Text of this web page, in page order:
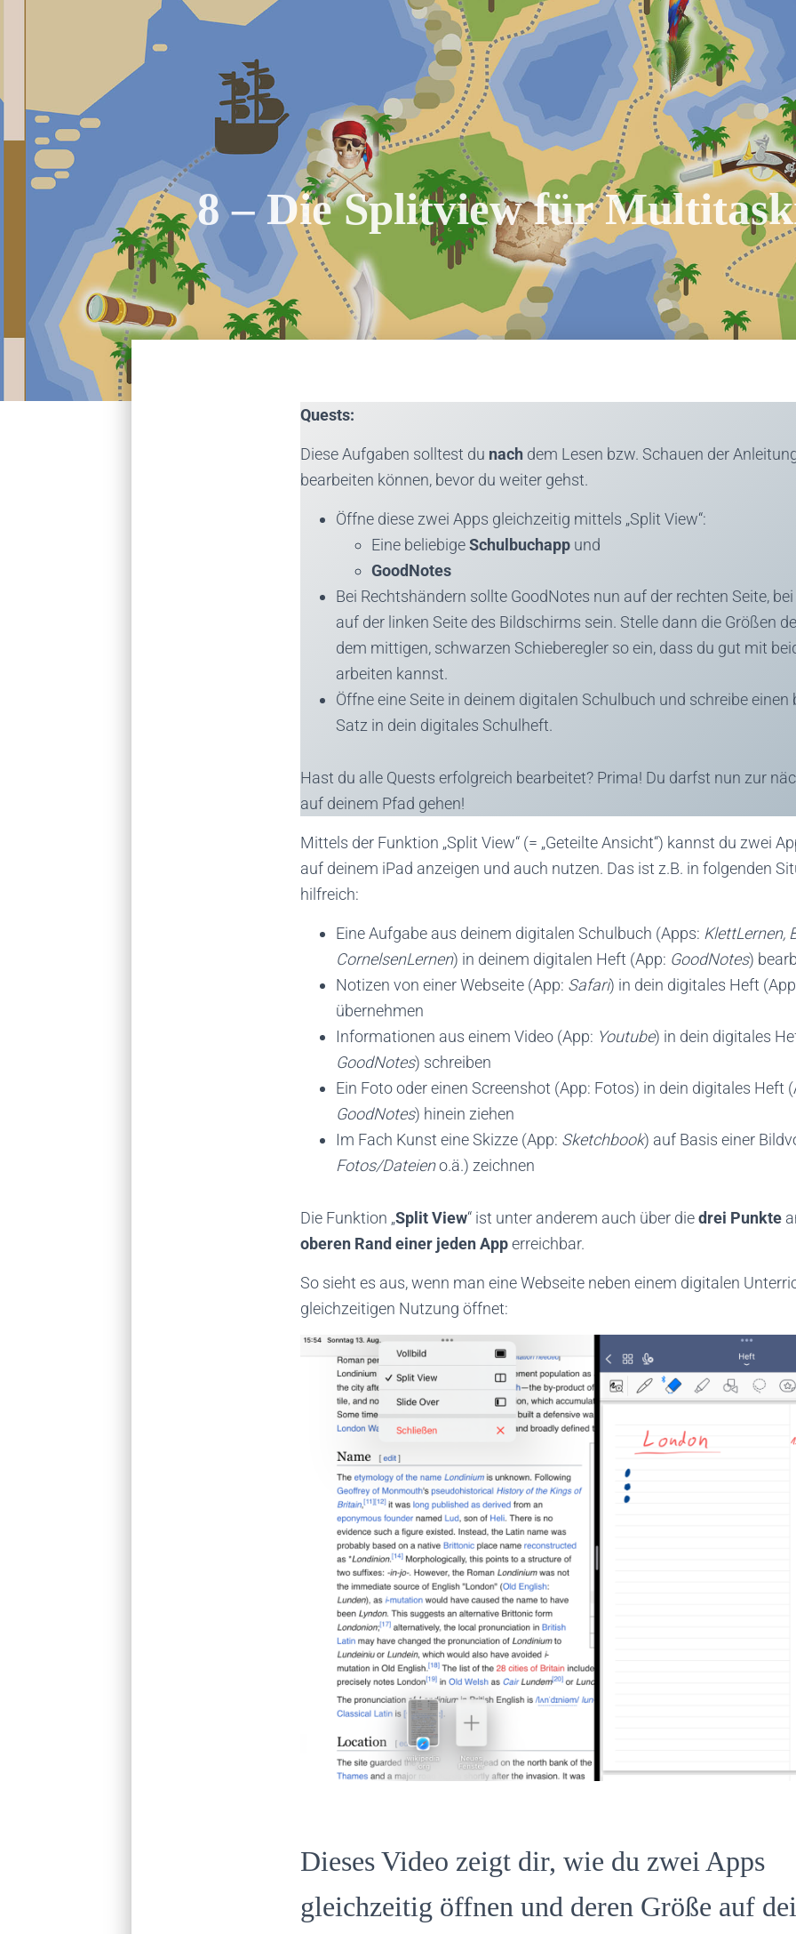
8 – Die Splitview für
Quests:
Diese Aufgaben solltest du nachdem Lesen bzw. Schauen der
bearbeiten können, bevor du weiter gehst.
Öffne diese zwei Apps gleichzeitig mittels „Split View“:
Eine beliebigeSchulbuchapp und
GoodNotes
Bei Rechtshändern sollte GoodNotes nun auf der rechten Seite,
auf der linken Seite des Bildschirms sein. Stelle dann die Größen
dem mittigen, schwarzen Schieberegler so ein, dass du gut mit
arbeiten kannst.
Öffne eine Seite in deinem digitalen Schulbuch und schreibe einen
Satz in dein digitales Schulheft.
Hast du alle Quests erfolgreich bearbeitet? Prima! Du darfst nun zur
auf deinem Pfad gehen!
Mittels der Funktion „Split View“ (= „Geteilte Ansicht“) kannst du zwei
auf deinem iPad anzeigen und auch nutzen. Das ist z.B. in folgenden
hilfreich:
Eine Aufgabe aus deinem digitalen Schulbuch (Apps: KlettLernen,
CornelsenLernen) in deinem digitalen Heft (App: GoodNotes)
Notizen von einer Webseite (App: Safari) in dein digitales Heft
übernehmen
Informationen aus einem Video (App: Youtube) in dein digitales
GoodNotes) schreiben
Ein Foto oder einen Screenshot (App: Fotos) in dein digitales Heft
GoodNotes) hinein ziehen
Im Fach Kunst eine Skizze (App: Sketchbook) auf Basis einer
Fotos/Dateieno.ä.) zeichnen
Die Funktion „Split View“ ist unter anderem auch über diedrei Punkte
oberen Rand einer jeden Apperreichbar.
So sieht es aus, wenn man eine Webseite neben einem digitalen
gleichzeitigen Nutzung öffnet:
Dieses Video zeigt dir, wie du zwei Apps
gleichzeitig öffnen und deren Größe auf